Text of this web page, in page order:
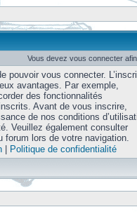
Vous devez vous connecter
pouvoir vous connecter.
avantages. Par exemple,
des fonctionnalités
Avant de vous inscrire,
de nos conditions
Veuillez également consulter
forum lors de votre navigation.
| Politique de confidentialité